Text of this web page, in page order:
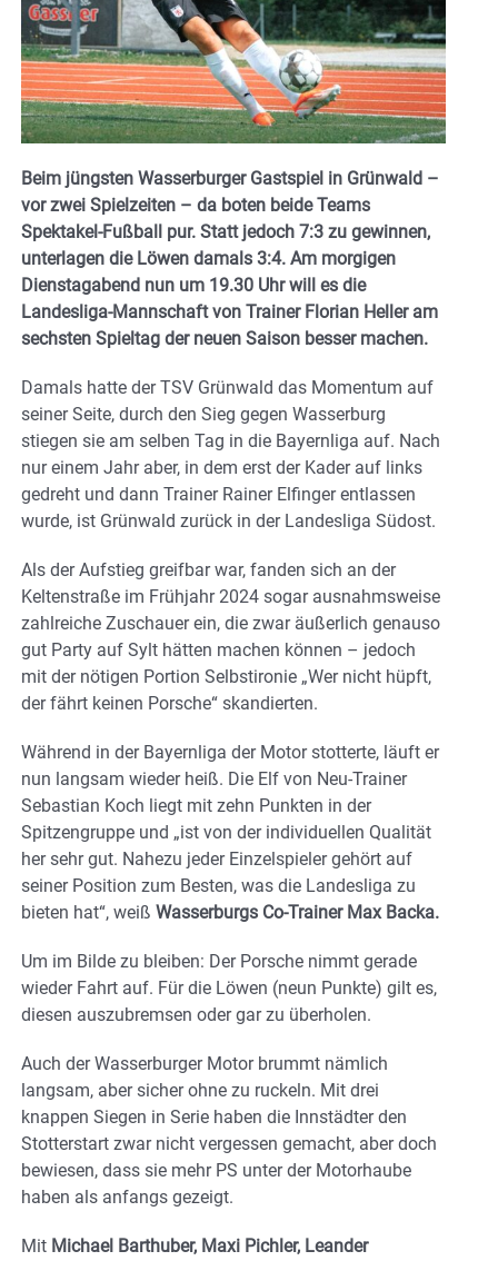
Beim jüngsten Wasserburger Gastspiel in Grünwald –
vor zwei Spielzeiten – da boten beide Teams
Spektakel-Fußball pur. Statt jedoch 7:3 zu gewinnen,
unterlagen die Löwen damals 3:4. Am morgigen
Dienstagabend nun um 19.30 Uhr will es die
Landesliga-Mannschaft von Trainer Florian Heller am
sechsten Spieltag der neuen Saison besser machen.
Damals hatte der TSV Grünwald das Momentum auf
seiner Seite, durch den Sieg gegen Wasserburg
stiegen sie am selben Tag in die Bayernliga auf. Nach
nur einem Jahr aber, in dem erst der Kader auf links
gedreht und dann Trainer Rainer Elfinger entlassen
wurde, ist Grünwald zurück in der Landesliga Südost.
Als der Aufstieg greifbar war, fanden sich an der
Keltenstraße im Frühjahr 2024 sogar ausnahmsweise
zahlreiche Zuschauer ein, die zwar äußerlich genauso
gut Party auf Sylt hätten machen können – jedoch
mit der nötigen Portion Selbstironie „Wer nicht hüpft,
der fährt keinen Porsche“ skandierten.
Während in der Bayernliga der Motor stotterte, läuft er
nun langsam wieder heiß. Die Elf von Neu-Trainer
Sebastian Koch liegt mit zehn Punkten in der
Spitzengruppe und „ist von der individuellen Qualität
her sehr gut. Nahezu jeder Einzelspieler gehört auf
seiner Position zum Besten, was die Landesliga zu
bieten hat“, weiß Wasserburgs Co-Trainer Max Backa.
Um im Bilde zu bleiben: Der Porsche nimmt gerade
wieder Fahrt auf. Für die Löwen (neun Punkte) gilt es,
diesen auszubremsen oder gar zu überholen.
Auch der Wasserburger Motor brummt nämlich
langsam, aber sicher ohne zu ruckeln. Mit drei
knappen Siegen in Serie haben die Innstädter den
Stotterstart zwar nicht vergessen gemacht, aber doch
bewiesen, dass sie mehr PS unter der Motorhaube
haben als anfangs gezeigt.
Mit Michael Barthuber, Maxi Pichler, Leander